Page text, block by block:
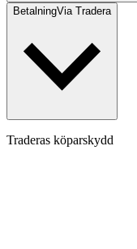
BetalningVia Tradera
Traderas köparskydd